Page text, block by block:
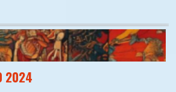
2024